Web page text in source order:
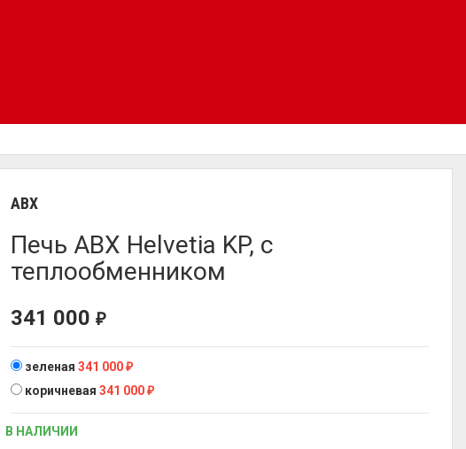
ABX
Печь ABX Helvetia KP, с
теплообменником
341 000₽
зеленая 341 000₽
коричневая 341 000₽
В НАЛИЧИИ